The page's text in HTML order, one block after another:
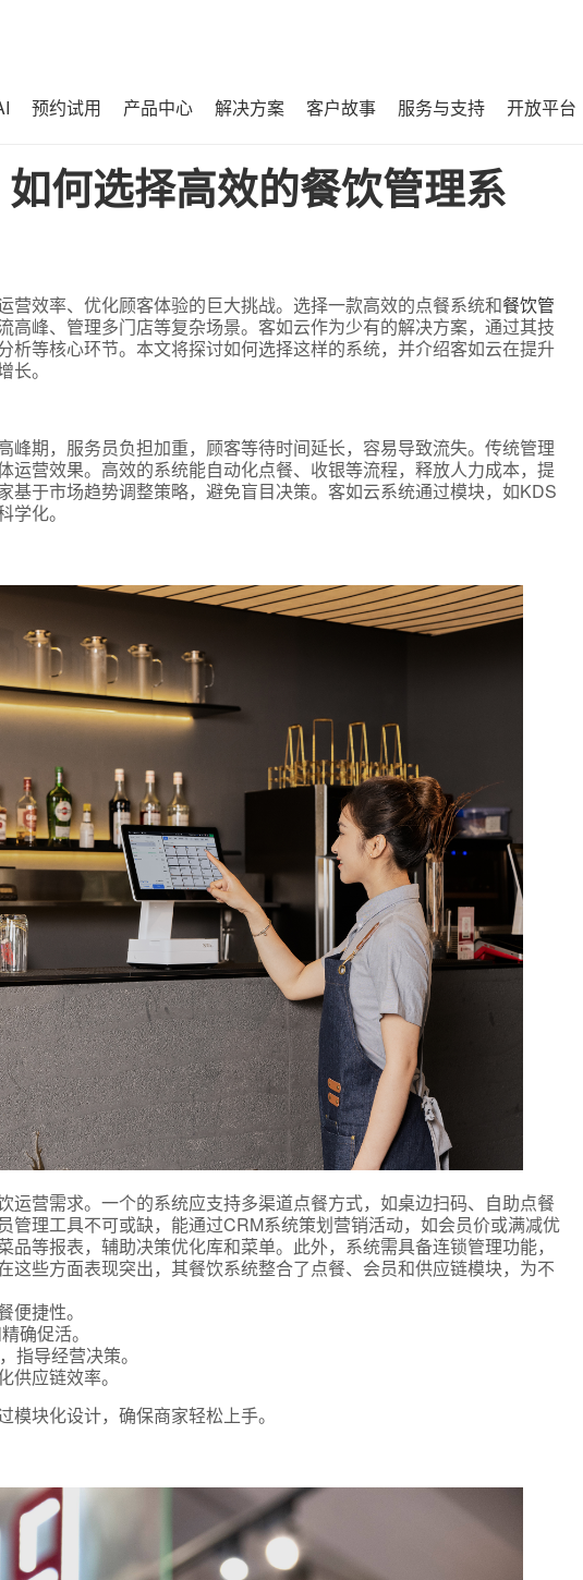
预约试用 产品中心 解决方案 客户故事 服务与支持 开放平台
何选择高效的餐饮管理系
效率、优化顾客体验的巨大挑战。选择一款高效的点餐系统和餐饮管
高峰、管理多门店等复杂场景。客如云作为少有的解决方案，通过其技
析等核心环节。本文将探讨如何选择这样的系统，并介绍客如云在提升
。
期，服务员负担加重，顾客等待时间延长，容易导致流失。传统管理
营效果。高效的系统能自动化点餐、收银等流程，释放人力成本，提
于市场趋势调整策略，避免盲目决策。客如云系统通过模块，如KDS
化。
运营需求。一个的系统应支持多渠道点餐方式，如桌边扫码、自助点餐
管理工具不可或缺，能通过CRM系统策划营销活动，如会员价或满减优
等报表，辅助决策优化库和菜单。此外，系统需具备连锁管理功能，
些方面表现突出，其餐饮系统整合了点餐、会员和供应链模块，为不
捷性。
确促活。
指导经营决策。
应链效率。
块化设计，确保商家轻松上手。